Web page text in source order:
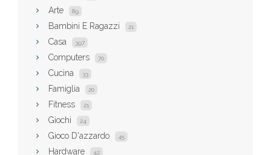
Arte 89
Bambini E Ragazzi 21
Casa 397
Computers 70
Cucina 33
Famiglia 20
Fitness 21
Giochi 24
Gioco D'azzardo 45
Hardware 42